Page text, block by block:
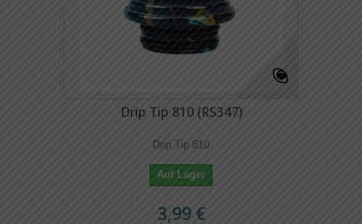
Drip Tip 810 (RS347)
Drip Tip 810
Auf Lager
3,99 €